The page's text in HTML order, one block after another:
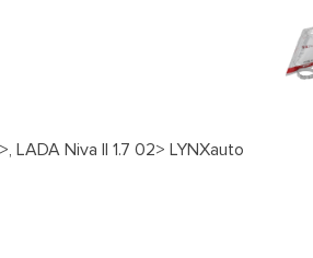
Niva II 1.7 02> LYNXauto